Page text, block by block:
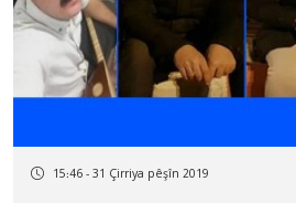
15:46 - 31 Çirriya pêşîn 2019